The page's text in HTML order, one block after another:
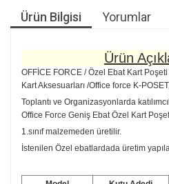
Ürün Bilgisi Yorumlar
Ürün
OFFİCE FORCE / Özel Ebat Kart
Kart Aksesuarları /Office force K-
Toplantı ve Organizasyonlarda
Office Force Geniş Ebat Özel Kart
1.sınıf malzemeden üretilir.
İstenilen Özel ebatlardada üretim